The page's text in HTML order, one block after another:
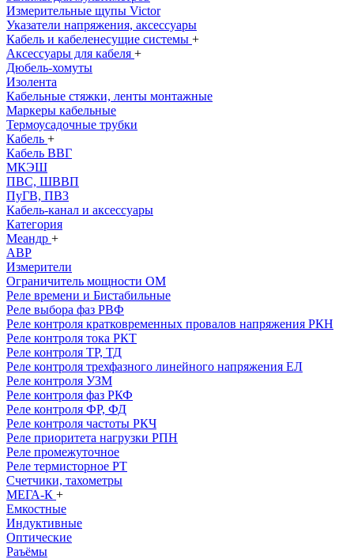
Измерительные щупы Victor
Указатели напряжения, аксессуары
Кабель и кабеленесущие системы +
Аксессуары для кабеля +
Дюбель-хомуты
Изолента
Кабельные стяжки, ленты монтажные
Маркеры кабельные
Термоусадочные трубки
Кабель +
Кабель ВВГ
МКЭШ
ПВС, ШВВП
ПуГВ, ПВ3
Кабель-канал и аксессуары
Категория
Меандр +
АВР
Измерители
Ограничитель мощности ОМ
Реле времени и Бистабильные
Реле выбора фаз РВФ
Реле контроля кратковременных провалов напряжения РКН
Реле контроля тока РКТ
Реле контроля ТР, ТД
Реле контроля трехфазного линейного напряжения ЕЛ
Реле контроля УЗМ
Реле контроля фаз РКФ
Реле контроля ФР, ФД
Реле контроля частоты РКЧ
Реле приоритета нагрузки РПН
Реле промежуточное
Реле термисторное РТ
Счетчики, тахометры
МЕГА-К +
Емкостные
Индуктивные
Оптические
Раъёмы